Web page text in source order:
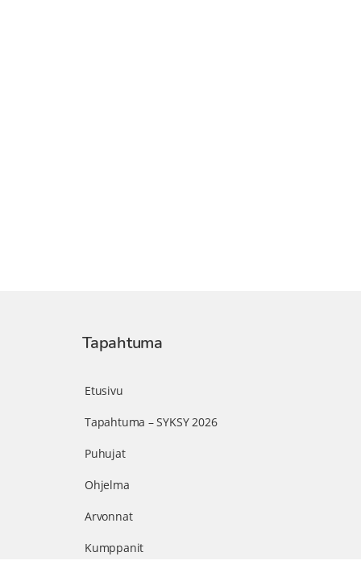
Tapahtuma
Etusivu
Tapahtuma – SYKSY 2026
Puhujat
Ohjelma
Arvonnat
Kumppanit